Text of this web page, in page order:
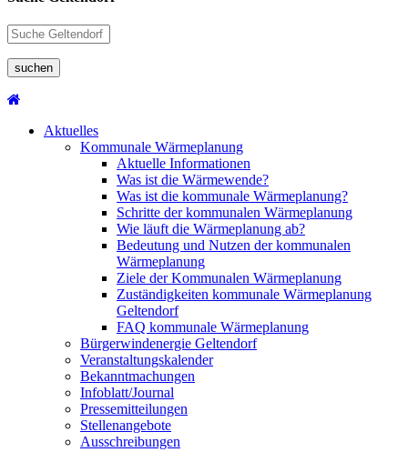
suchen
Aktuelles
Kommunale Wärmeplanung
Aktuelle Informationen
Was ist die Wärmewende?
Was ist die kommunale Wärmeplanung?
Schritte der kommunalen Wärmeplanung
Wie läuft die Wärmeplanung ab?
Bedeutung und Nutzen der kommunalen
Wärmeplanung
Ziele der Kommunalen Wärmeplanung
Zuständigkeiten kommunale Wärmeplanung
Geltendorf
FAQ kommunale Wärmeplanung
Bürgerwindenergie Geltendorf
Veranstaltungskalender
Bekanntmachungen
Infoblatt/Journal
Pressemitteilungen
Stellenangebote
Ausschreibungen